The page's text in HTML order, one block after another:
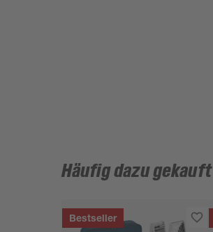
Häufig dazu gekauft
Bestseller